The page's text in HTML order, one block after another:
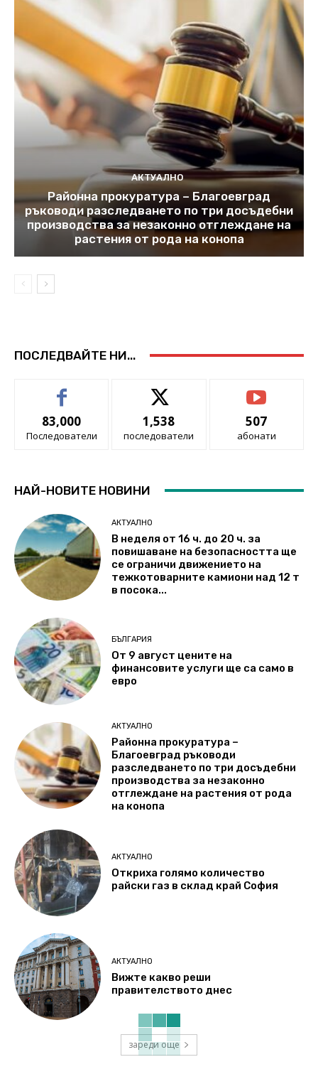
АКТУАЛНО
Районна прокуратура – Благоевград
ръководи разследването по три досъдебни
производства за незаконно отглеждане на
растения от рода на конопа
ПОСЛЕДВАЙТЕ НИ...
83,000
Последователи
1,538
последователи
507
абонати
НАЙ-НОВИТЕ НОВИНИ
АКТУАЛНО
В неделя от 16 ч. до 20 ч. за
повишаване на безопасността ще
се ограничи движението на
тежкотоварните камиони над 12 т
в посока...
БЪЛГАРИЯ
От 9 август цените на
финансовите услуги ще са само в
евро
АКТУАЛНО
Районна прокуратура –
Благоевград ръководи
разследването по три досъдебни
производства за незаконно
отглеждане на растения от рода
на конопа
АКТУАЛНО
Откриха голямо количество
райски газ в склад край София
АКТУАЛНО
Вижте какво реши
правителството днес
зареди още